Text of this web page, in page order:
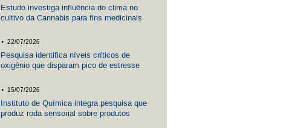
Estudo investiga influência do clima no
cultivo da Cannabis para fins medicinais
. 22/07/2026
Pesquisa identifica níveis críticos de
oxigênio que disparam pico de estresse
. 15/07/2026
Instituto de Química integra pesquisa que
produz roda sensorial sobre produtos